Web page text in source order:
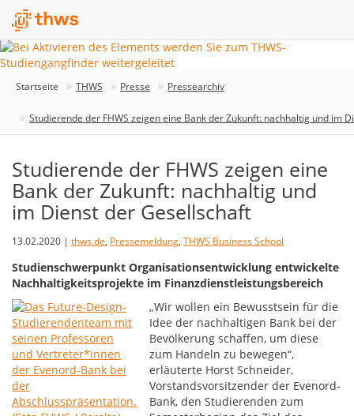
Startseite THWS Presse Pressearchiv
Studierende der FHWS zeigen eine Bank der Zukunft: nachhaltig und im
Studierende der FHWS zeigen eine
Bank der Zukunft: nachhaltig und
im Dienst der Gesellschaft
13.02.2020 | thws.de, Pressemeldung, THWS Business School
Studienschwerpunkt Organisationsentwicklung entwickelte
Nachhaltigkeitsprojekte im Finanzdienstleistungsbereich
„Wir wollen ein Bewusstsein für die
Idee der nachhaltigen Bank bei der
Bevölkerung schaffen, um diese
zum Handeln zu bewegen“,
erläuterte Horst Schneider,
Vorstandsvorsitzender der Evenord-
Bank, den Studierenden zum